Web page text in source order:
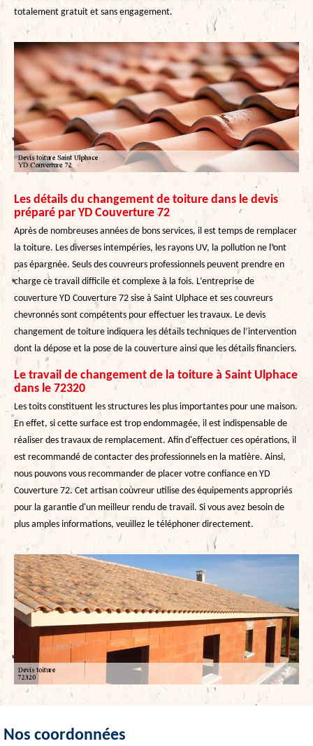
totalement gratuit et sans engagement.
Les détails du changement de toiture dans le devis
préparé par YD Couverture 72
Après de nombreuses années de bons services, il est temps de remplacer
la toiture. Les diverses intempéries, les rayons UV, la pollution ne l’ont
pas épargnée. Seuls des couvreurs professionnels peuvent prendre en
charge ce travail difficile et complexe à la fois. L’entreprise de
couverture YD Couverture 72 sise à Saint Ulphace et ses couvreurs
chevronnés sont compétents pour effectuer les travaux. Le devis
changement de toiture indiquera les détails techniques de l’intervention
dont la dépose et la pose de la couverture ainsi que les détails financiers.
Le travail de changement de la toiture à Saint Ulphace
dans le 72320
Les toits constituent les structures les plus importantes pour une maison.
En effet, si cette surface est trop endommagée, il est indispensable de
réaliser des travaux de remplacement. Afin d'effectuer ces opérations, il
est recommandé de contacter des professionnels en la matière. Ainsi,
nous pouvons vous recommander de placer votre confiance en YD
Couverture 72. Cet artisan couvreur utilise des équipements appropriés
pour la garantie d'un meilleur rendu de travail. Si vous avez besoin de
plus amples informations, veuillez le téléphoner directement.
Nos coordonnées